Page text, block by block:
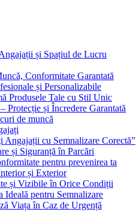
și Spațiul de Lucru
Conformitate Garantată
și Personalizabile
Produsele Tale cu Stil Unic
Protecție și Încredere Garantată
de muncă
Angajații cu Semnalizare Corectă”
și Siguranță în Parcări
pentru prevenirea ta
și Exterior
și Vizibile în Orice Condiții
pentru Semnalizare
Viața în Caz de Urgență